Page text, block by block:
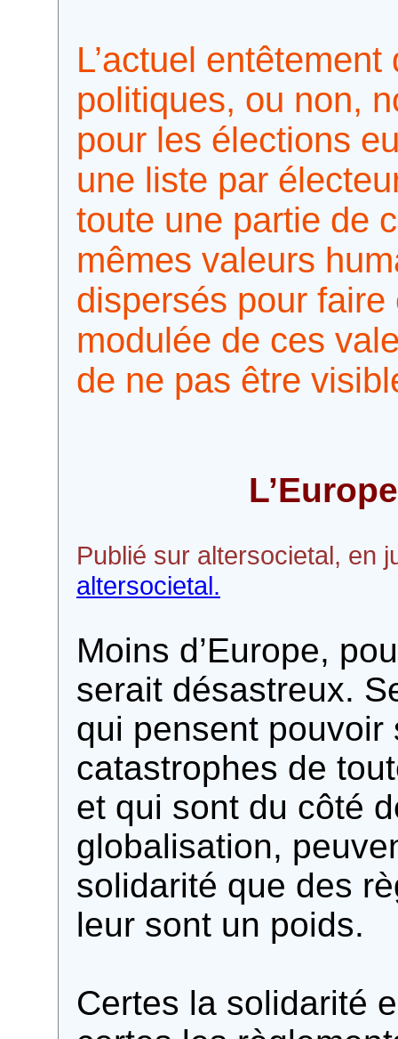
L’actuel
politiques, ou non,
pour les élections
une liste par
toute une partie de
mêmes valeurs
dispersés pour
modulée de ces
de ne pas être
Publié sur altersocietal, en
altersocietal.
Moins d’Europe,
serait désastreux.
qui pensent pouvoir
catastrophes de
et qui sont du côté
globalisation,
solidarité que des
leur sont un poids.
Certes la solidarité